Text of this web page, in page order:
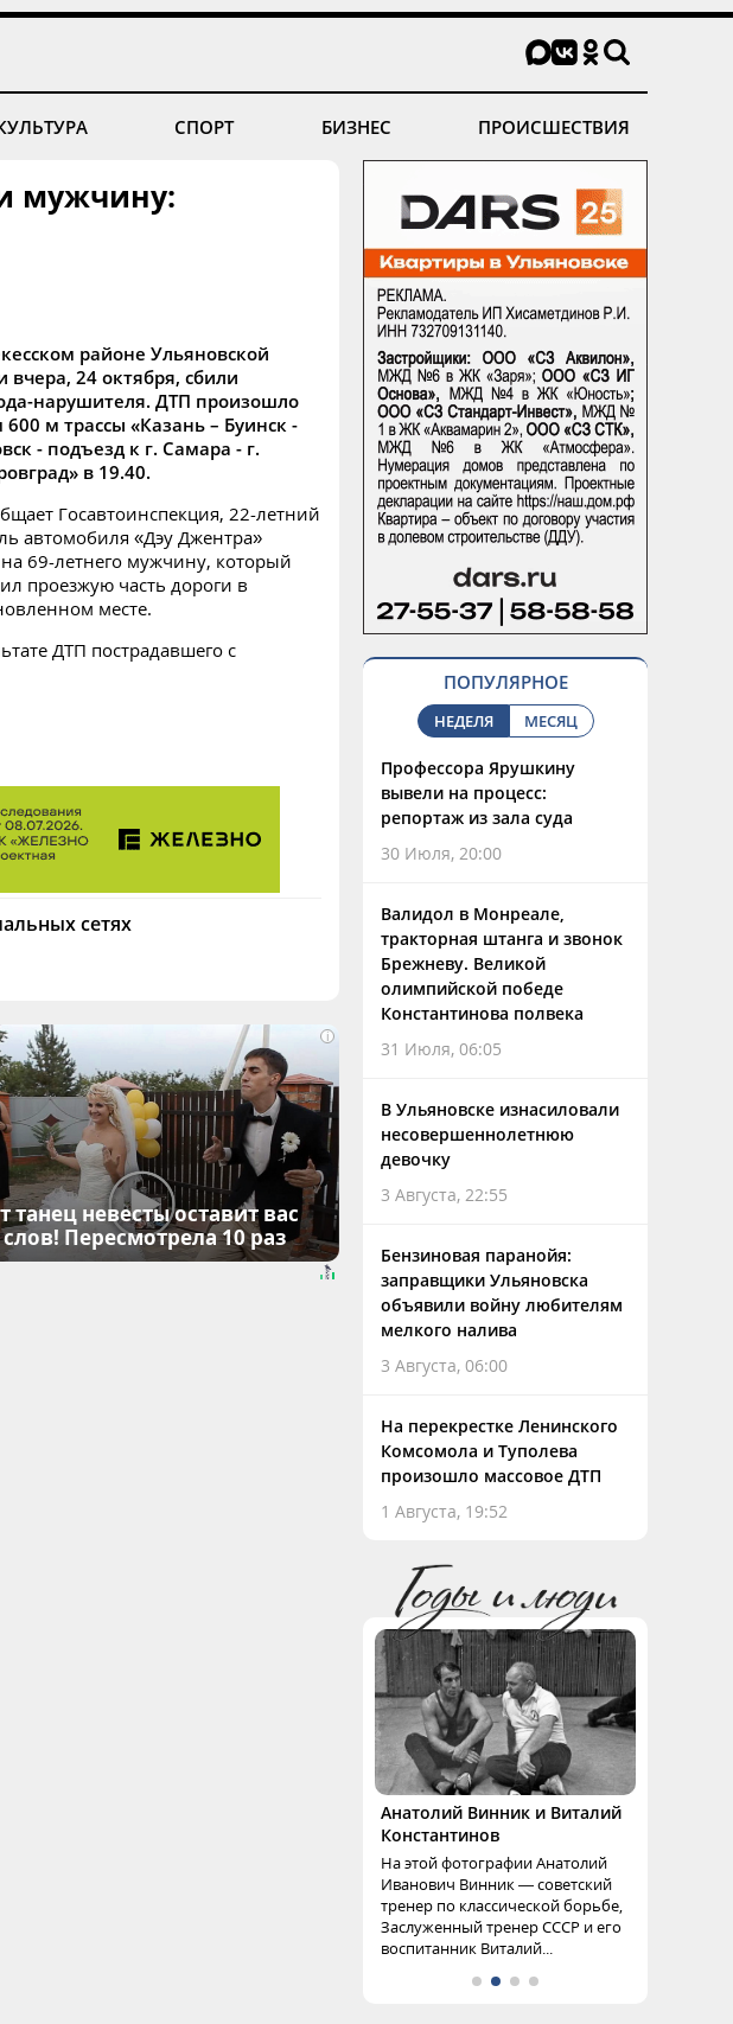
СПОРТ БИЗНЕС ПРОИСШЕСТВИЯ
мужчину:
районе Ульяновской
вчера, 24 октября, сбили
нарушителя. ДТП произошло
600 м трассы «Казань – Буинск -
- подъезд к г. Самара - г.
в 19.40.
Госавтоинспекция, 22-летний
автомобиля «Дэу Джентра»
69-летнего мужчину, который
проезжую часть дороги в
месте.
ДТП пострадавшего с
сетях
i
танец невесты оставит вас
Пересмотрела 10 раз
ПОПУЛЯРНОЕ
НЕДЕЛЯ МЕСЯЦ
Профессора Ярушкину
вывели на процесс:
репортаж из зала суда
30 Июля, 20:00
Валидол в Монреале,
тракторная штанга и звонок
Брежневу. Великой
олимпийской победе
Константинова полвека
31 Июля, 06:05
В Ульяновске изнасиловали
несовершеннолетнюю
девочку
3 Августа, 22:55
Бензиновая паранойя:
заправщики Ульяновска
объявили войну любителям
мелкого налива
3 Августа, 06:00
На перекрестке Ленинского
Комсомола и Туполева
произошло массовое ДТП
1 Августа, 19:52
Анатолий Винник и Виталий
Константинов
На этой фотографии Анатолий
Иванович Винник — советский
тренер по классической борьбе,
Заслуженный тренер СССР и его
воспитанник Виталий...